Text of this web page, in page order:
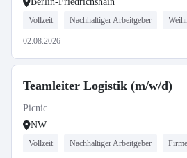
Vollzeit Nachhaltiger Arbeitgeber
02.08.2026
Teamleiter Logistik (m/w/d)
Picnic
NW
Vollzeit Nachhaltiger Arbeitgeber